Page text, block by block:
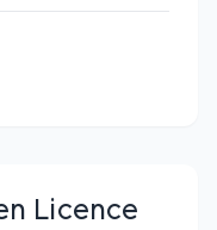
Licence